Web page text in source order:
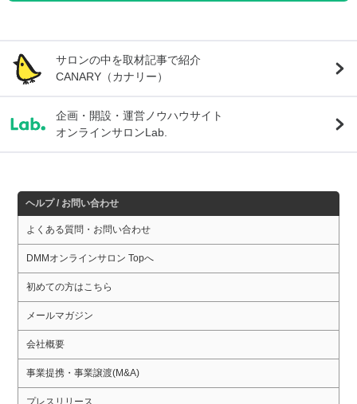
サロンの中を取材記事で紹介
CANARY（カナリー）
企画・開設・運営ノウハウサイト
オンラインサロンLab.
ヘルプ / お問い合わせ
よくある質問・お問い合わせ
DMMオンラインサロン Topへ
初めての方はこちら
メールマガジン
会社概要
事業提携・事業譲渡(M&A)
プレスリリース